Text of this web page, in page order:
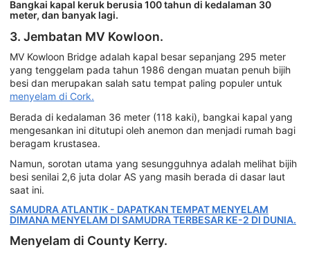
Bangkai kapal keruk berusia 100 tahun di kedalaman 30
meter, dan banyak lagi.
3. Jembatan MV Kowloon.
MV Kowloon Bridge adalah kapal besar sepanjang 295 meter
yang tenggelam pada tahun 1986 dengan muatan penuh bijih
besi dan merupakan salah satu tempat paling populer untuk
menyelam di Cork.
Berada di kedalaman 36 meter (118 kaki), bangkai kapal yang
mengesankan ini ditutupi oleh anemon dan menjadi rumah bagi
beragam krustasea.
Namun, sorotan utama yang sesungguhnya adalah melihat bijih
besi senilai 2,6 juta dolar AS yang masih berada di dasar laut
saat ini.
SAMUDRA ATLANTIK - DAPATKAN TEMPAT MENYELAM
DIMANA MENYELAM DI SAMUDRA TERBESAR KE-2 DI DUNIA.
Menyelam di County Kerry.